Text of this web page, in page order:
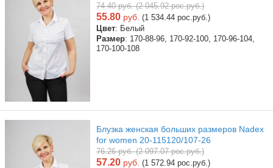
74.40 руб. (2 045.92 рос.руб.)
55.80 руб. (1 534.44 рос.руб.)
Цвет: Белый
Размер: 170-88-96, 170-92-100, 170-96-104,
170-100-108
Блузка женская больших размеров Nadex
for women 20-115120/107-26
76.26 руб. (2 097.07 рос.руб.)
57.20 руб. (1 572.94 рос.руб.)